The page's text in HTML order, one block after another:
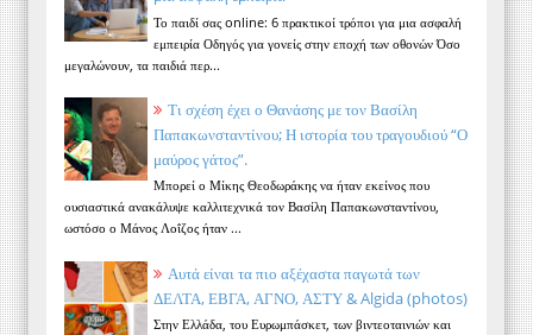
Το παιδί σας online: 6 πρακτικοί τρόποι για μια ασφαλή
εμπειρία Οδηγός για γονείς στην εποχή των οθονών Όσο
μεγαλώνουν, τα παιδιά περ...
Τι σχέση έχει ο Θανάσης με τον Βασίλη
Παπακωνσταντίνου; Η ιστορία του τραγουδιού “Ο
μαύρος γάτος”.
Μπορεί ο Μίκης Θεοδωράκης να ήταν εκείνος που
ουσιαστικά ανακάλυψε καλλιτεχνικά τον Βασίλη Παπακωνσταντίνου,
ωστόσο ο Μάνος Λοΐζος ήταν ...
Αυτά είναι τα πιο αξέχαστα παγωτά των
ΔΕΛΤΑ, ΕΒΓΑ, ΑΓΝΟ, ΑΣΤΥ & Algida (photos)
Στην Ελλάδα, του Ευρωμπάσκετ, των βιντεοταινιών και